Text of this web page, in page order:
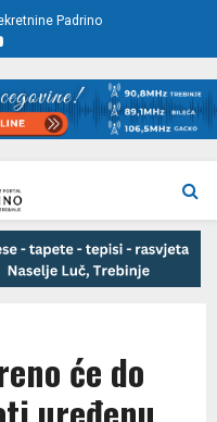
Padrino
Youtube
će do